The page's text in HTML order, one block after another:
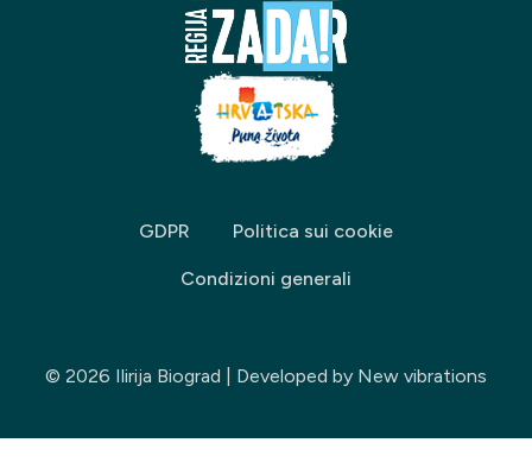
GDPR Politica sui cookie
Condizioni generali
© 2026 Ilirija Biograd | Developed by New vibrations